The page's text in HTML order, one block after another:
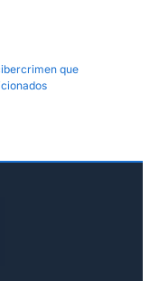
que